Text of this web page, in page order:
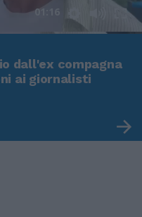
01:16
dall'ex compagna
ai giornalisti